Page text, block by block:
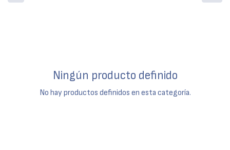
Ningún producto definido
No hay productos definidos en esta categoría.